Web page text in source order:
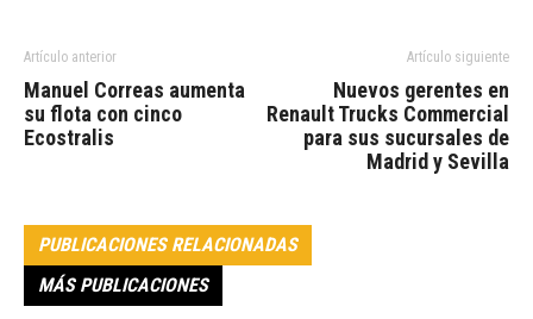
Artículo anterior
Manuel Correas aumenta
su flota con cinco
Ecostralis
Artículo siguiente
Nuevos gerentes en
Renault Trucks Commercial
para sus sucursales de
Madrid y Sevilla
PUBLICACIONES RELACIONADAS
MÁS PUBLICACIONES